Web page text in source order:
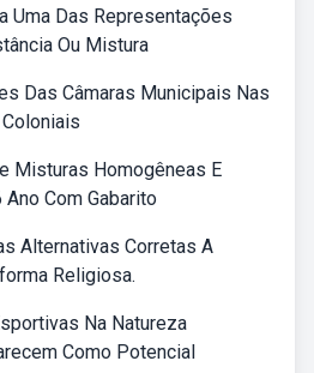
Uma Das Representações
Ou Mistura
Das Câmaras Municipais Nas
Misturas Homogêneas E
Com Gabarito
Alternativas Corretas A
Religiosa.
Na Natureza
Como Potencial